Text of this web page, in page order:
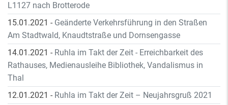
L1127 nach Brotterode
15.01.2021 - Geänderte Verkehrsführung in den Straßen
Am Stadtwald, Knaudtstraße und Dornsengasse
14.01.2021 - Ruhla im Takt der Zeit - Erreichbarkeit des
Rathauses, Medienausleihe Bibliothek, Vandalismus in
Thal
12.01.2021 - Ruhla im Takt der Zeit – Neujahrsgruß 2021